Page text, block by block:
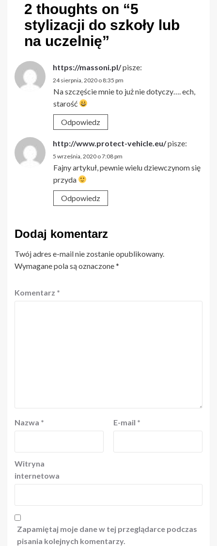
2 thoughts on “5
stylizacji do szkoły lub
na uczelnię”
https://massoni.pl/pisze:
24 sierpnia, 2020 o 8:35 pm
Na szczęście mnie to już nie dotyczy…. ech,
starość
Odpowiedz
http://www.protect-vehicle.eu/pisze:
5 września, 2020 o 7:08 pm
Fajny artykuł, pewnie wielu dziewczynom się
przyda
Odpowiedz
Dodaj komentarz
Twój adres e-mail nie zostanie opublikowany.
Wymagane pola są oznaczone*
Komentarz *
Nazwa * E-mail *
Witryna
internetowa
Zapamiętaj moje dane w tej przeglądarce podczas
pisania kolejnych komentarzy.